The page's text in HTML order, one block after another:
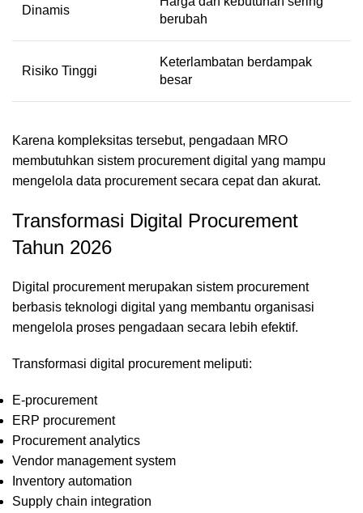
Dinamis
berubah
Risiko Tinggi
Keterlambatan berdampak
besar
Karena kompleksitas tersebut, pengadaan MRO
membutuhkan sistem procurement digital yang mampu
mengelola data procurement secara cepat dan akurat.
Transformasi Digital Procurement
Tahun 2026
Digital procurement merupakan sistem procurement
berbasis teknologi digital yang membantu organisasi
mengelola proses pengadaan secara lebih efektif.
Transformasi digital procurement meliputi:
E-procurement
ERP procurement
Procurement analytics
Vendor management system
Inventory automation
Supply chain integration